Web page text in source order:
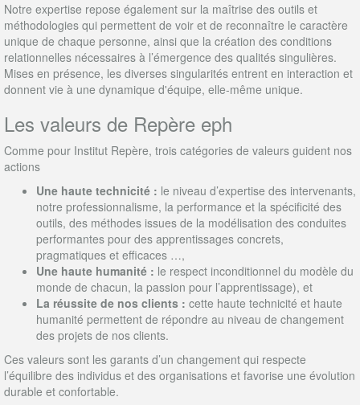
Notre expertise repose également sur la maîtrise des outils et
méthodologies qui permettent de voir et de reconnaître le caractère
unique de chaque personne, ainsi que la création des conditions
relationnelles nécessaires à l’émergence des qualités singulières.
Mises en présence, les diverses singularités entrent en interaction et
donnent vie à une dynamique d'équipe, elle-même unique.
Les valeurs de Repère eph
Comme pour Institut Repère, trois catégories de valeurs guident nos
actions
Une haute technicité : le niveau d’expertise des intervenants,
notre professionnalisme, la performance et la spécificité des
outils, des méthodes issues de la modélisation des conduites
performantes pour des apprentissages concrets,
pragmatiques et efficaces …,
Une haute humanité : le respect inconditionnel du modèle du
monde de chacun, la passion pour l’apprentissage), et
La réussite de nos clients : cette haute technicité et haute
humanité permettent de répondre au niveau de changement
des projets de nos clients.
Ces valeurs sont les garants d’un changement qui respecte
l’équilibre des individus et des organisations et favorise une évolution
durable et confortable.